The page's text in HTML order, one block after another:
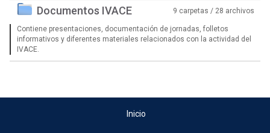
Documentos IVACE 9 carpetas / 28 archivos
Contiene presentaciones, documentación de jornadas, folletos
informativos y diferentes materiales relacionados con la actividad del
IVACE.
Inicio